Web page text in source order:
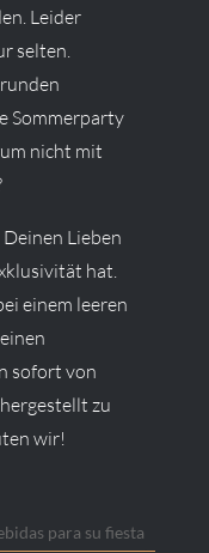
Leider
selten.
Sommerparty
nicht mit
Lieben
hat.
einem leeren
sofort von
zu
wir!